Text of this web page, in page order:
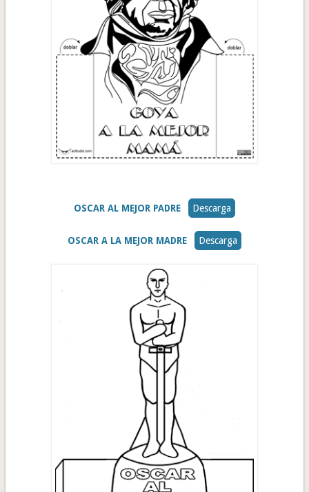
OSCAR AL MEJOR PADRE Descarga
OSCAR A LA MEJOR MADRE Descarga